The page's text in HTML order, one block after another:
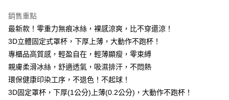
※ 請注意：結帳手續完成當下不需立刻繳費，但若您需要取消訂單，請聯絡
後付繳納相關費用。
※ 交易是否成功請以「AFTEE先享後付 」之結帳頁面顯示為準，若有關於
是否繳費成功／繳費後需取消欲退款等相關疑問，請聯繫「AFTEE先享後付
客戶支援中心」
https://netprotections.freshdesk.com/support/home
【注意事項】
易，需依本服務之必要範圍內提供個人資料，並將交易相關給付款項請求債
付款後7-11取貨
每筆NT$99,999
每筆NT$99,999
銷售重點
最新款！零重力無痕冰絲，裸感涼爽，比不穿還涼！
3D立體固定式罩杯，下厚上薄，大動作不跑杯！
專櫃品高質感，輕盈自在，輕薄顯瘦，零束縛
親膚柔滑冰絲，舒適透氣，吸濕排汗，不悶熱
環保健康印染工序，不退色！不起球！
3D固定罩杯，下厚(1公分)上薄(0.2公分)，大動作不跑杯！